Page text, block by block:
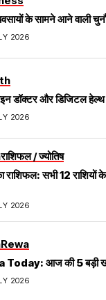
के सामने आने वाली
2026
डॉक्टर और डिजिटल हेल्थ
2026
राशिफल / ज्योतिष
सभी 12 राशियों
2026
Rewa
Today: आज की 5 बड़ी
2026